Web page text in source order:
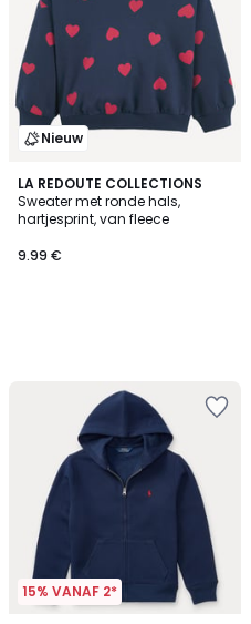
Nieuw
LA REDOUTE COLLECTIONS
Sweater met ronde hals,
hartjesprint, van fleece
9.99 €
15% VANAF 2*